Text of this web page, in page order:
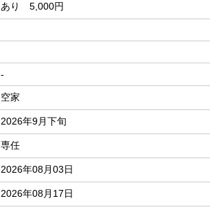
あり 5,000円
-
空家
2026年9月下旬
専任
2026年08月03日
2026年08月17日